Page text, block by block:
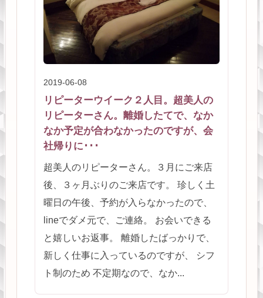
2019-06-08
リピーターウイーク２人目。超美人の
リピーターさん。離婚したてで、なか
なか予定が合わなかったのですが、会
社帰りに･･･
超美人のリピーターさん。３月にご来店
後、３ヶ月ぶりのご来店です。 珍しく土
曜日の午後、予約が入らなかったので、
lineでダメ元で、ご連絡。 お会いできる
と嬉しいお返事。 離婚したばっかりで、
新しく仕事に入っているのですが、 シフ
ト制のため 不定期なので、なか...